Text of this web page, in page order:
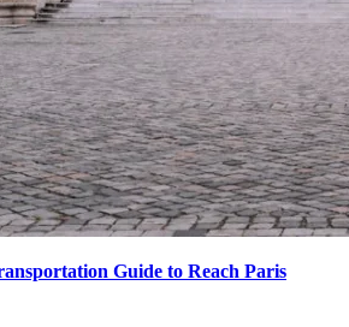
Guide to Reach Paris